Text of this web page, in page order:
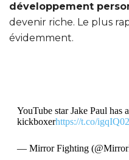
développement
devenir riche. Le plus
évidemment.
YouTube star Jake Paul has
kickboxerhttps://t.co/
— Mirror Fighting